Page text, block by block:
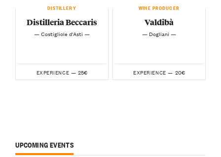
DISTILLERY
Distilleria Beccaris
— Costigliole d'Asti —
EXPERIENCE — 25€
WINE PRODUCER
Valdibà
— Dogliani —
EXPERIENCE — 20€
UPCOMING EVENTS